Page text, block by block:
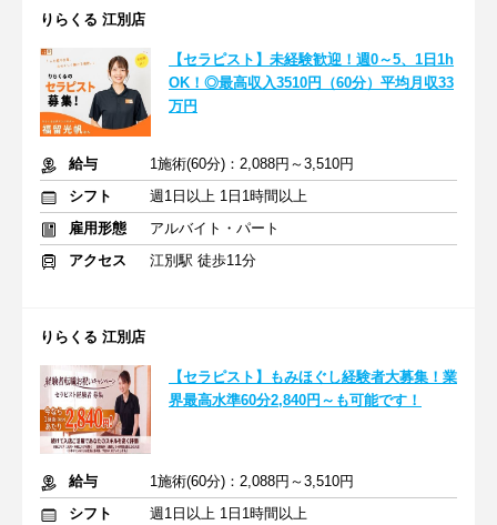
りらくる 江別店
【セラピスト】未経験歓迎！週0～5、1日1h
OK！◎最高収入3510円（60分）平均月収33
万円
給与
1施術(60分)：2,088円～3,510円
シフト
週1日以上 1日1時間以上
雇用形態
アルバイト・パート
アクセス
江別駅 徒歩11分
りらくる 江別店
【セラピスト】もみほぐし経験者大募集！業
界最高水準60分2,840円～も可能です！
給与
1施術(60分)：2,088円～3,510円
シフト
週1日以上 1日1時間以上